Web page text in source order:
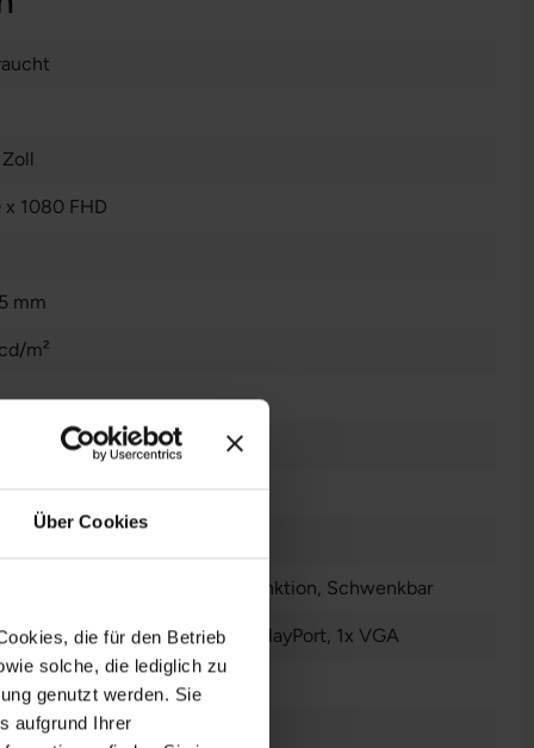
Über Cookies
die für den Betrieb
solche, die lediglich zu
genutzt werden. Sie
aufgrund Ihrer
x 1080 FHD
mm
m²
, Pivot-Funktion, Schwenkbar
- Eingang - 3.5 mm, 1x DisplayPort, 1x VGA